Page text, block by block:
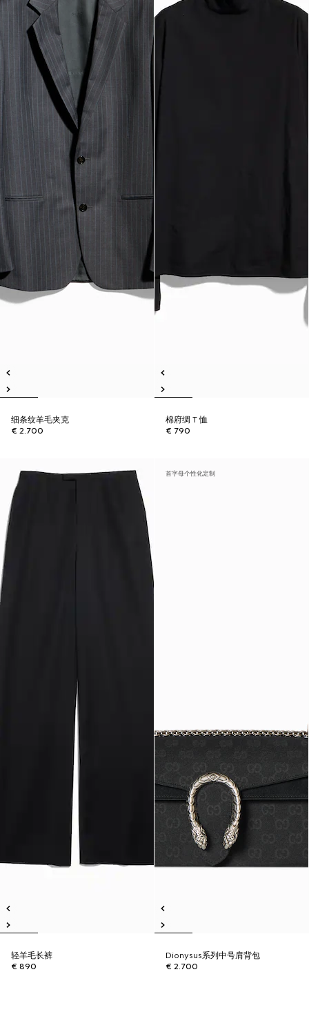
细条纹羊毛夹克
€ 2.700
棉府绸 T 恤
€ 790
轻羊毛长裤
€ 890
首字母个性化定制
Dionysus系列中号肩背包
€ 2.700